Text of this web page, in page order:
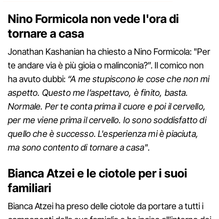
Nino Formicola non vede l'ora di
tornare a casa
Jonathan Kashanian ha chiesto a Nino Formicola: "Per
te andare via è più gioia o malinconia?”. Il comico non
ha avuto dubbi: “A me stupiscono le cose che non mi
aspetto. Questo me l’aspettavo, è finito, basta.
Normale. Per te conta prima il cuore e poi il cervello,
per me viene prima il cervello. Io sono soddisfatto di
quello che è successo. L'esperienza mi è piaciuta,
ma sono contento di tornare a casa".
Bianca Atzei e le ciotole per i suoi
familiari
Bianca Atzei ha preso delle ciotole da portare a tutti i